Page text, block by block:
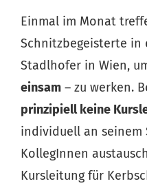
Einmal im Monat
Schnitzbegeisterte in
Stadlhofer in Wien,
einsam – zu werken.
prinzipiell keine
individuell an seinem
KollegInnen
Kursleitung für